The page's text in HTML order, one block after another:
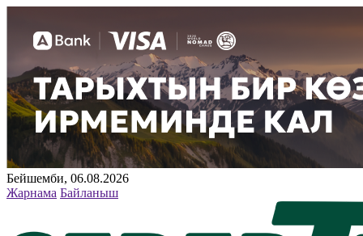
Бейшемби, 06.08.2026
Жарнама Байланыш